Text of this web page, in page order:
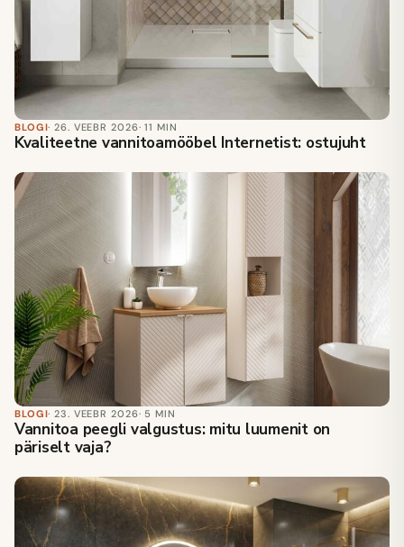
BLOGI· 26. VEEBR 2026· 11 MIN
Kvaliteetne vannitoamööbel Internetist: ostujuht
BLOGI· 23. VEEBR 2026· 5 MIN
Vannitoa peegli valgustus: mitu luumenit on
päriselt vaja?